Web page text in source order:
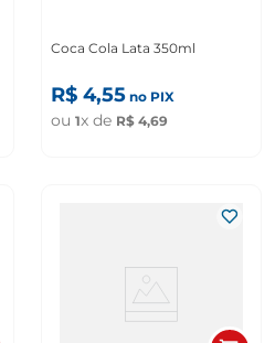
Coca Cola Lata 350ml
R$ 4,55 no PIX
ou 1x de R$ 4,69